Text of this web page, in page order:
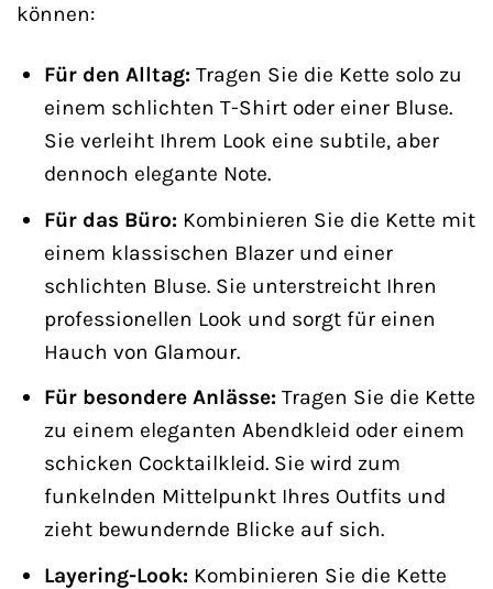
können:
Für den Alltag:Tragen Sie die Kette solo zu
einem schlichten T-Shirt oder einer Bluse.
Sie verleiht Ihrem Look eine subtile, aber
dennoch elegante Note.
Für das Büro:Kombinieren Sie die Kette mit
einem klassischen Blazer und einer
schlichten Bluse. Sie unterstreicht Ihren
professionellen Look und sorgt für einen
Hauch von Glamour.
Für besondere Anlässe:Tragen Sie die Kette
zu einem eleganten Abendkleid oder einem
schicken Cocktailkleid. Sie wird zum
funkelnden Mittelpunkt Ihres Outfits und
zieht bewundernde Blicke auf sich.
Layering-Look:Kombinieren Sie die Kette